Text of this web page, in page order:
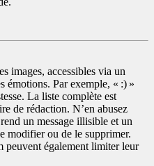
images, accessibles via un
émotions. Par exemple, « :) »
La liste complète est
de rédaction. N’en abusez
un message illisible et un
modifier ou de le supprimer.
peuvent également limiter leur